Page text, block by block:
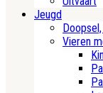
Jeugd
Vieren